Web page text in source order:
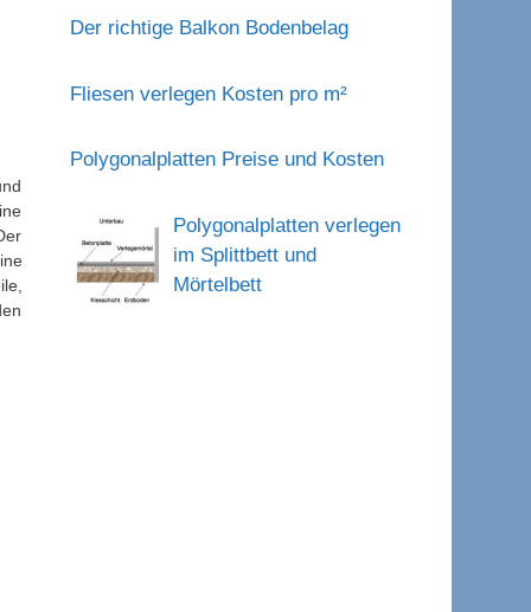
Der richtige Balkon Bodenbelag
Fliesen verlegen Kosten pro m²
Polygonalplatten Preise und Kosten
Polygonalplatten verlegen
im Splittbett und
Mörtelbett